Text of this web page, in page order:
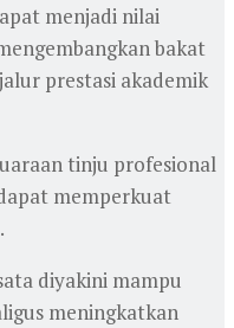
menjadi nilai
bakat
prestasi akademik
tinju profesional
memperkuat
diyakini mampu
meningkatkan